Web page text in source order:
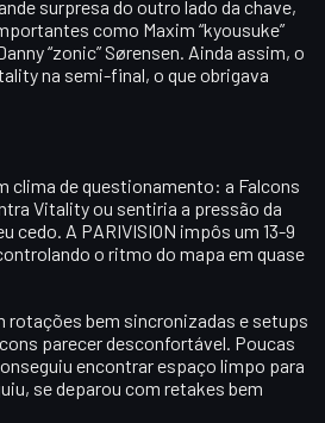
surpresa do outro lado da chave,
como Maxim “kyousuke”
“zonic” Sørensen. Ainda assim, o
na semi-final, o que obrigava
clima de questionamento: a Falcons
Vitality ou sentiria a pressão da
cedo. A PARIVISION impôs um 13-9
o ritmo do mapa em quase
rotações bem sincronizadas e setups
parecer desconfortável. Poucas
encontrar espaço limpo para
se deparou com retakes bem